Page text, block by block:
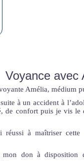
Voyance avec
Amélia, médium
à un accident à
de confort puis je vis le
réussi à maîtriser
mon don à